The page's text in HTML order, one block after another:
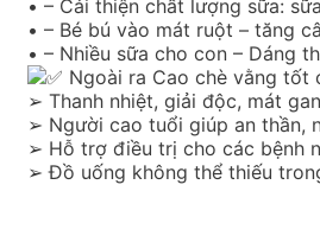
• – Cải thiện chất lượng sữa:
• – Bé bú vào mát ruột – tăng
• – Nhiều sữa cho con – Dáng
Ngoài ra Cao chè vằng tốt
➢ Thanh nhiệt, giải độc, mát gan
➢ Người cao tuổi giúp an thần,
➢ Hỗ trợ điều trị cho các bệnh
➢ Đồ uống không thể thiếu